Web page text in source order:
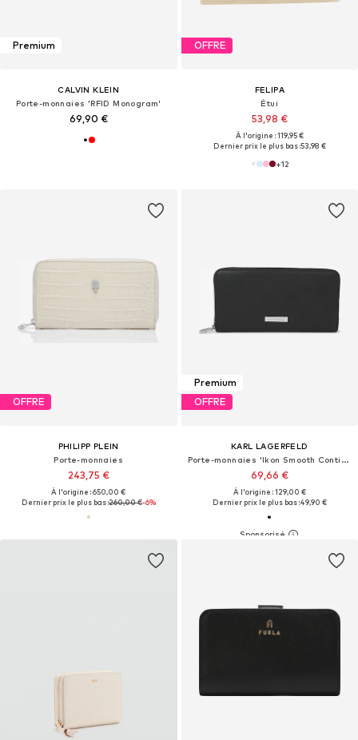
Premium
CALVIN KLEIN
Porte-monnaies 'RFID Monogram'
69,90 €
OFFRE
FELIPA
Étui
53,98 €
À l'origine : 119,95 €
Dernier prix le plus bas :53,98 €
+12
OFFRE
PHILIPP PLEIN
Porte-monnaies
243,75 €
À l'origine : 650,00 €
Dernier prix le plus bas :260,00 €-6%
Premium
OFFRE
KARL LAGERFELD
Porte-monnaies 'Ikon Smooth Continental'
69,66 €
À l'origine : 129,00 €
Dernier prix le plus bas :49,90 €